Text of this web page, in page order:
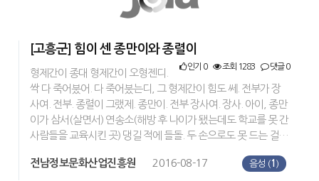
[고흥군] 힘이 센 종만이와 종렬이
인기 0 조회 1283 댓글 0
형제간이 종대 형제간이 오형젠디.
싹 다 죽어붔어. 다 죽어붔는디, 그 형제간이 힘도 쎄. 전부가 장
사여. 전부. 종렬이 그랬제. 종만이. 전부 장사여. 장사. 아이, 종만
이가 삼서(살면서) 연송소(해방 후 나이가 됐는데도 학교를 못 간
사람들을 교육시킨 곳) 댕길 적에 들돌. 두 손으로도 못 드는 걸…
전남정보문화산업진흥원 2016-08-17 음성 (1 )